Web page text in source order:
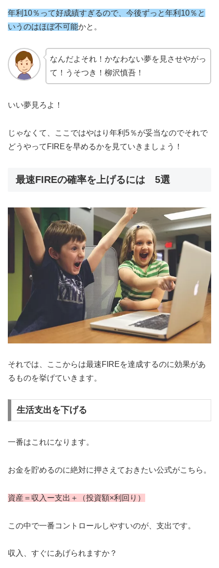
年利10％って好成績すぎるので、今後ずっと年利10％と
いうのはほぼ不可能かと。
なんだよそれ！かなわない夢を見させやがっ
て！うそつき！柳沢慎吾！
いい夢見ろよ！
じゃなくて、ここではやはり年利5％が妥当なのでそれで
どうやってFIREを早めるかを見ていきましょう！
最速FIREの確率を上げるには 5選
それでは、ここからは最速FIREを達成するのに効果があ
るものを挙げていきます。
生活支出を下げる
一番はこれになります。
お金を貯めるのに絶対に押さえておきたい公式がこちら。
資産＝収入ー支出＋（投資額×利回り）
この中で一番コントロールしやすいのが、支出です。
収入、すぐにあげられますか？